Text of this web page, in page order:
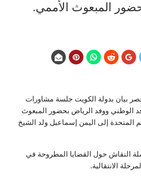
المبعوث الأممي.
بيان بدولة الكويت جلسة مشاورات
الوطني ووفد الرياض بحضور المبعوث
المتحدة إلى اليمن إسماعيل ولد الشيخ
النقاش حول القضايا المطروحة في
الانتقالية.